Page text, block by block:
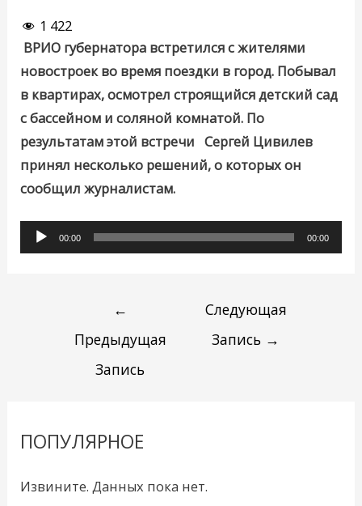
1 422
ВРИО губернатора встретился с жителями
новостроек во время поездки в город. Побывал
в квартирах, осмотрел строящийся детский сад
с бассейном и соляной комнатой. По
результатам этой встречи Сергей Цивилев
принял несколько решений, о которых он
сообщил журналистам.
Аудиоплеер
00:00 00:00
←
Предыдущая
Запись
Следующая
Запись →
ПОПУЛЯРНОЕ
Извините. Данных пока нет.